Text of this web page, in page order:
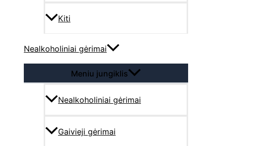
Kiti
Nealkoholiniai gėrimai
Meniu jungiklis
Nealkoholiniai gėrimai
Gaivieji gėrimai